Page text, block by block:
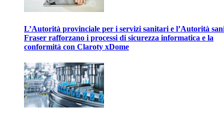
L’Autorità provinciale per i servizi sanitari e l’Autorità
Fraser rafforzano i processi di sicurezza informatica e la
conformità con Claroty xDome